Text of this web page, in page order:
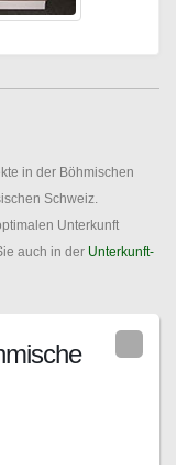
in der Böhmischen
Schweiz.
Unterkunft
auch in der Unterkunft-